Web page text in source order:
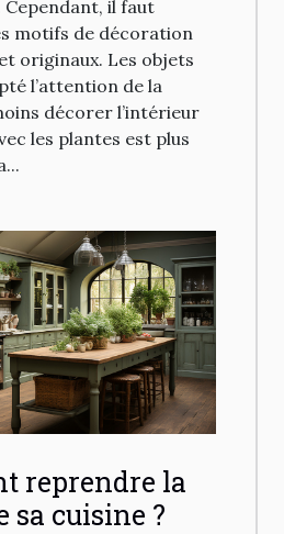
il faut
motifs de décoration
originaux. Les objets
l’attention de la
décorer l’intérieur
les plantes est plus
reprendre la
sa cuisine ?